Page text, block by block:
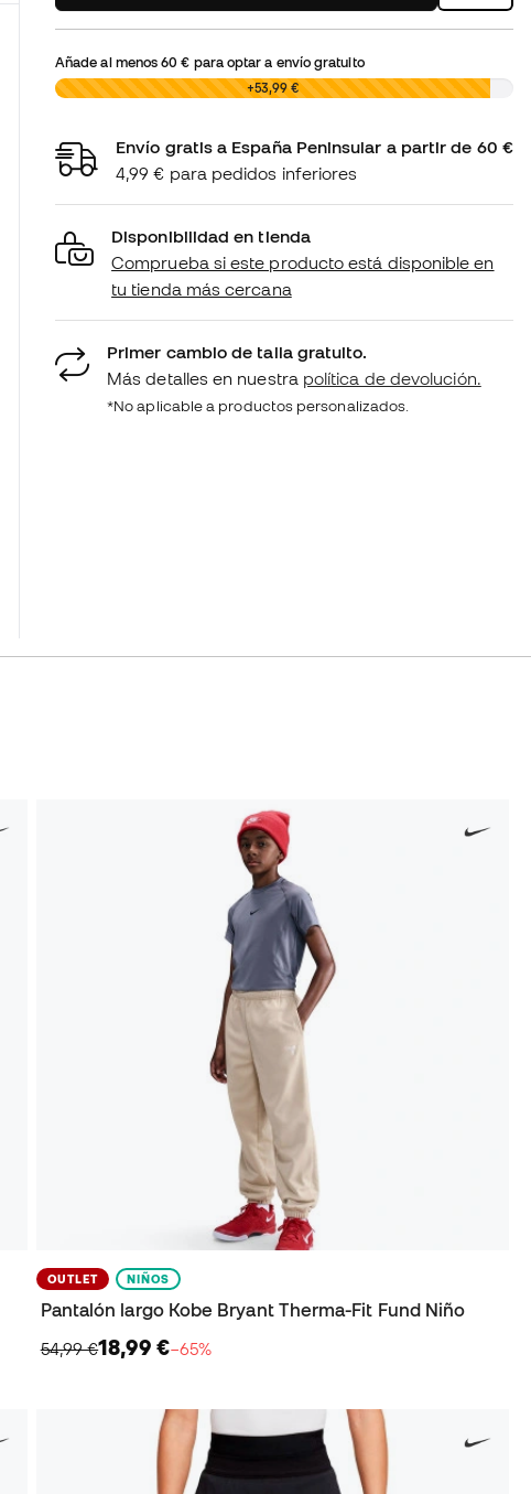
Añade al menos60 € para optar a envío gratuito
0,00 € +53,99 €
Envío gratis a España Peninsular a partir de 60 €
4,99 € para pedidos inferiores
Disponibilidad en tienda
Comprueba si este producto está disponible en
tu tienda más cercana
Primer cambio de talla gratuito.
Más detalles en nuestra política de devolución.
*No aplicable a productos personalizados.
OUTLET NIÑOS
Pantalón largo Kobe Bryant Therma-Fit Fund Niño
54,99 €18,99 €−65%